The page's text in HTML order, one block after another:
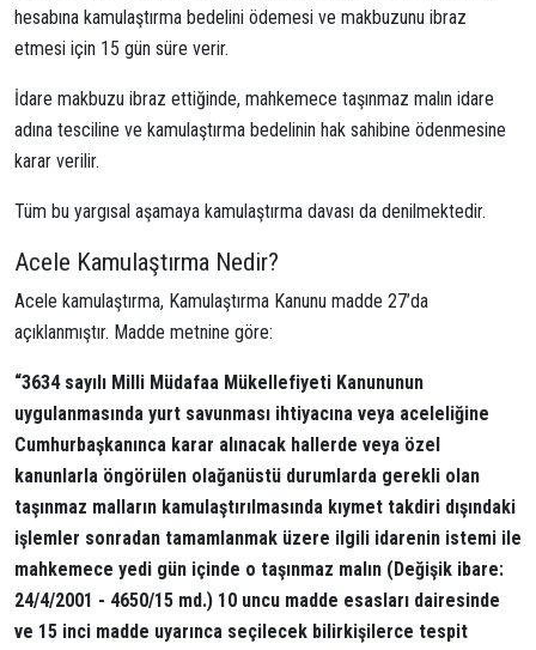
hesabına kamulaştırma bedelini ödemesi ve makbuzunu ibraz
etmesi için 15 gün süre verir.
İdare makbuzu ibraz ettiğinde, mahkemece taşınmaz malın idare
adına tesciline ve kamulaştırma bedelinin hak sahibine ödenmesine
karar verilir.
Tüm bu yargısal aşamaya kamulaştırma davası da denilmektedir.
Acele Kamulaştırma Nedir?
Acele kamulaştırma, Kamulaştırma Kanunu madde 27’da
açıklanmıştır. Madde metnine göre:
“3634 sayılı Milli Müdafaa Mükellefiyeti Kanununun
uygulanmasında yurt savunması ihtiyacına veya aceleliğine
Cumhurbaşkanınca karar alınacak hallerde veya özel
kanunlarla öngörülen olağanüstü durumlarda gerekli olan
taşınmaz malların kamulaştırılmasında kıymet takdiri dışındaki
işlemler sonradan tamamlanmak üzere ilgili idarenin istemi ile
mahkemece yedi gün içinde o taşınmaz malın (Değişik ibare:
24/4/2001 - 4650/15 md.) 10 uncu madde esasları dairesinde
ve 15 inci madde uyarınca seçilecek bilirkişilerce tespit